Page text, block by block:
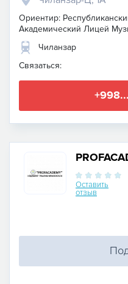
Ориентир:
Академический Лицей
Чиланзар
Связаться:
Оставить
отзыв